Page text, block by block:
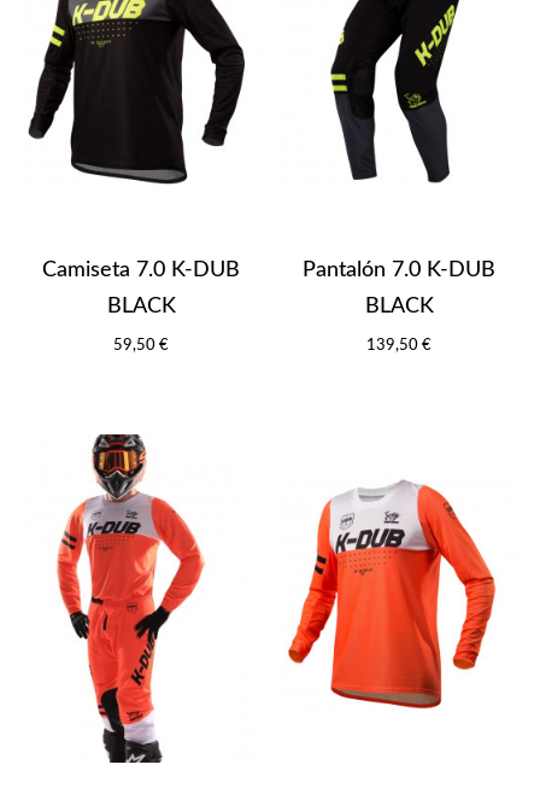
Camiseta 7.0 K-DUB
BLACK
59,50 €
Pantalón 7.0 K-DUB
BLACK
139,50 €